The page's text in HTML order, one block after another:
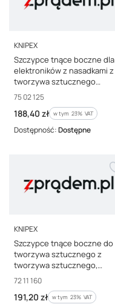
PRODUCENT
KNIPEX
Szczypce tnące boczne dla
elektroników z nasadkami z
tworzywa sztucznego
czernione 125 mm KNIPEX 75
02 12
Kod producenta
75 02 125
Cena brutto
188,40 zł w tym %s VAT
w tym 23% VAT
Dostępność:Dostępne
PRODUCENT
KNIPEX
Szczypce tnące boczne do
tworzywa sztucznego z
tworzywa sztucznego,
powlekane 160 mm 72 11 160
Kod producenta
72 11 160
Cena brutto
191,20 zł w tym %s VAT
w tym 23% VAT